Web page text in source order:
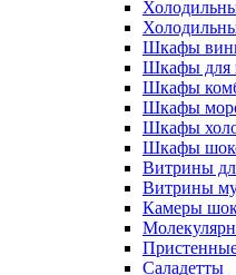
Шкафы
Шкафы для
Шкафы
Шкафы
Шкафы
Шкафы
Витрины
Витрины
Камеры
Саладетты